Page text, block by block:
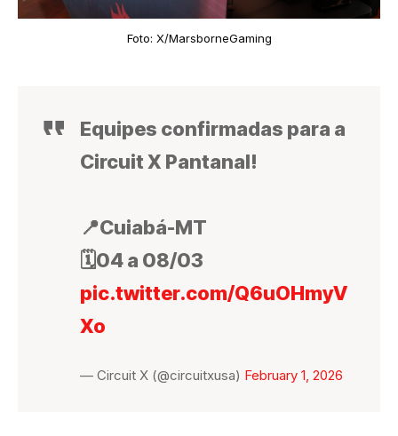
Foto: X/MarsborneGaming
Equipes confirmadas para a
Circuit X Pantanal!
📍Cuiabá-MT
🗓️04 a 08/03
pic.twitter.com/Q6uOHmyV
Xo
— Circuit X (@circuitxusa) February 1, 2026